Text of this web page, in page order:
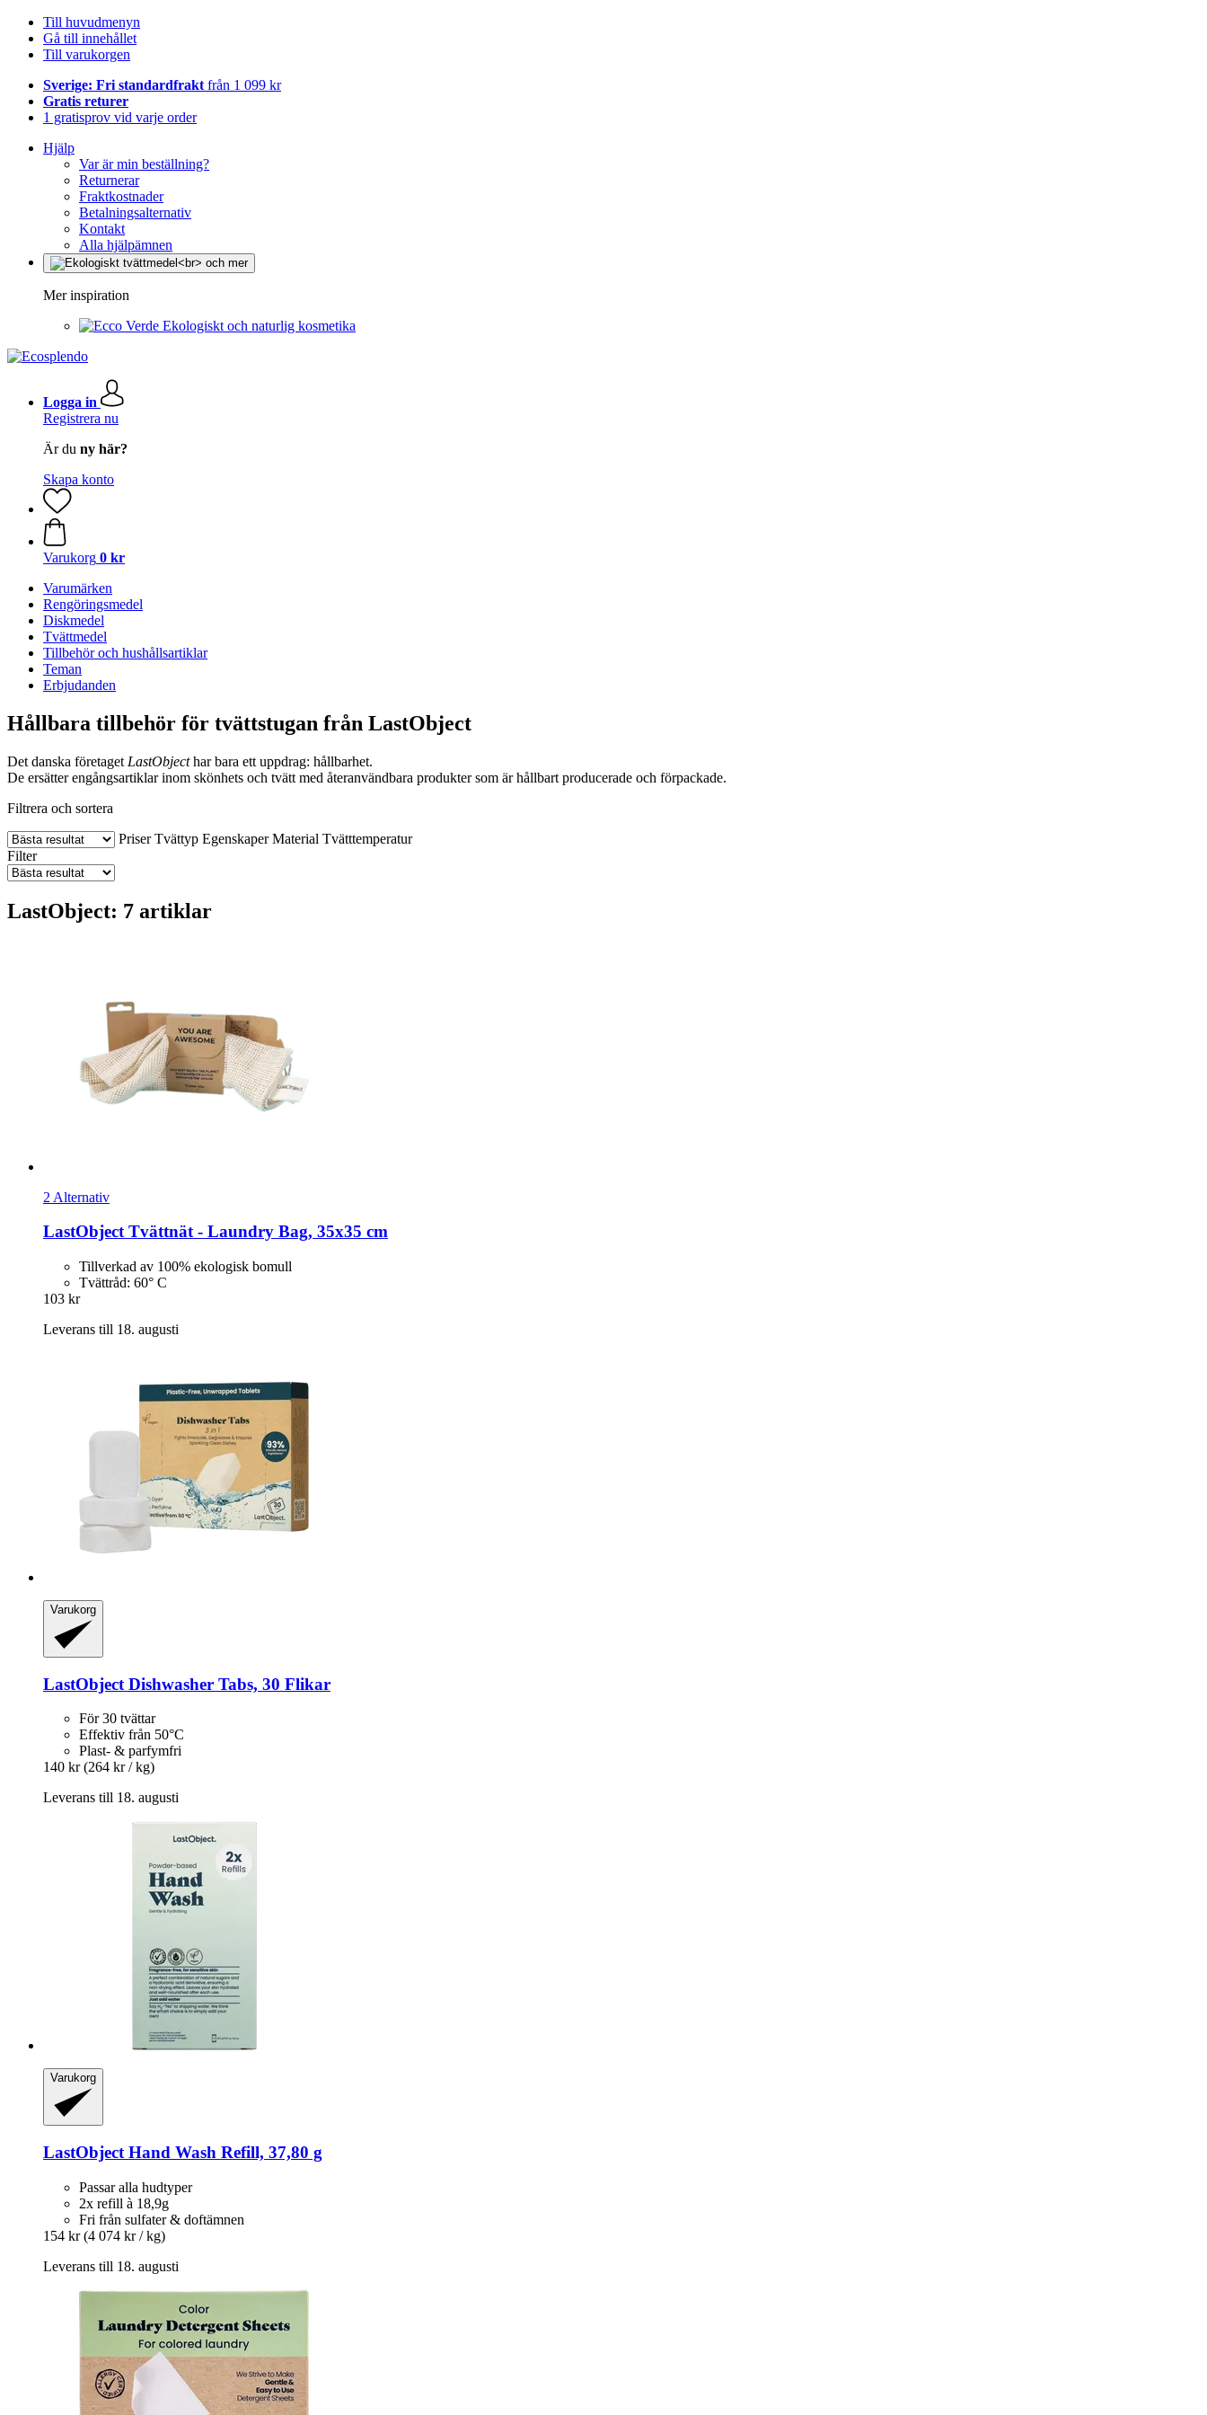
Till huvudmenyn
Gå till innehållet
Till varukorgen
Sverige: Fri standardfrakt från 1 099 kr
Gratis returer
1 gratisprov vid varje order
Hjälp
Var är min beställning?
Returnerar
Fraktkostnader
Betalningsalternativ
Kontakt
Alla hjälpämnen
Mer inspiration
Ekologiskt och naturlig kosmetika
Logga in
Registrera nu
Är du ny här?
Skapa konto
Varukorg 0 kr
Varumärken
Rengöringsmedel
Diskmedel
Tvättmedel
Tillbehör och hushållsartiklar
Teman
Erbjudanden
Hållbara tillbehör för tvättstugan från LastObject
Det danska företaget LastObjecthar bara ett uppdrag: hållbarhet.
De ersätter engångsartiklar inom skönhets och tvätt med återanvändbara produkter som är hållbart producerade och förpackade.
Filtrera och sortera
Priser Tvättyp Egenskaper Material Tvätttemperatur
Filter
LastObject: 7 artiklar
2 Alternativ
LastObjectTvättnät -​ Laundry Bag, 35x35 cm
Tillverkad av 100% ekologisk bomull
Tvättråd: 60° C
103 kr
Leverans till 18. augusti
Varukorg
LastObject Dishwasher Tabs, 30 Flikar
För 30 tvättar
Effektiv från 50°C
Plast- & parfymfri
140 kr (264 kr / kg)
Leverans till 18. augusti
Varukorg
LastObject Hand Wash Refill, 37,80 g
Passar alla hudtyper
2x refill à 18,9g
Fri från sulfater & doftämnen
154 kr (4 074 kr / kg)
Leverans till 18. augusti